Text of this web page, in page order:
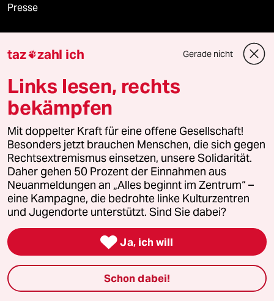
Presse
Unterstützen
abo
genossenschaft
taz zahl ich
recherchefonds ausland
panterstiftung
panterpreis 2026
taz zahl ich Gerade nicht
Links lesen, rechts
bekämpfen
Mit doppelter Kraft für eine offene Gesellschaft!
Besonders jetzt brauchen Menschen, die sich gegen
Rechtsextremismus einsetzen, unsere Solidarität.
Daher gehen 50 Prozent der Einnahmen aus
Neuanmeldungen an „Alles beginnt im Zentrum“ –
eine Kampagne, die bedrohte linke Kulturzentren
und Jugendorte unterstützt. Sind Sie dabei?
 Ja, ich will
Schon dabei!